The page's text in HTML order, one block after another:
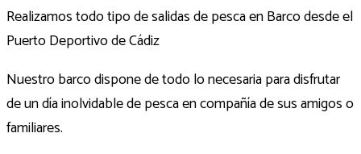
Realizamos todo tipo de salidas de pesca en Barco desde el
Puerto Deportivo de Cádiz
Nuestro barco dispone de todo lo necesaria para disfrutar
de un día inolvidable de pesca en compañía de sus amigos o
familiares.